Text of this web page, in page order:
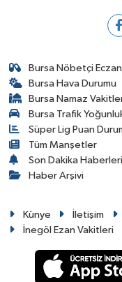
Bursa Nöbetçi
Bursa Hava Durumu
Bursa Namaz
Bursa Trafik
Süper Lig Puan
Tüm Manşetler
Son Dakika Haberleri
Haber Arşivi
Künye İletişim
İnegöl Ezan Vakitleri